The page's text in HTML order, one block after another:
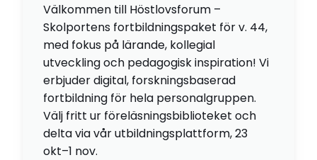
Välkommen till Höstlovsforum –
Skolportens fortbildningspaket för v. 44,
med fokus på lärande, kollegial
utveckling och pedagogisk inspiration! Vi
erbjuder digital, forskningsbaserad
fortbildning för hela personalgruppen.
Välj fritt ur föreläsningsbiblioteket och
delta via vår utbildningsplattform, 23
okt–1 nov.